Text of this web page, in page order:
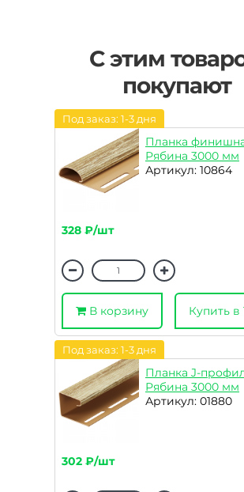
С этим
покупают
Под заказ: 1-3 дня
Планка
Рябина 3000 мм
Артикул: 10864
328 ₽/шт
В корзину Купить в
Под заказ: 1-3 дня
Планка J-
Рябина 3000 мм
Артикул: 01880
302 ₽/шт